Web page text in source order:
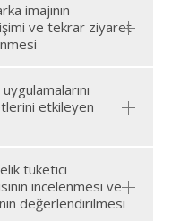
imajının
ve tekrar ziyaret
etkileyen
tüketici
incelenmesi ve
değerlendirilmesi